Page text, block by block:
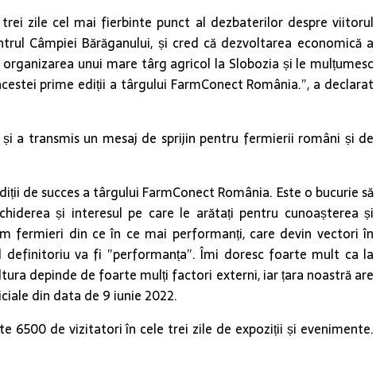
zile cel mai fierbinte punct al dezbaterilor despre viitorul
Câmpiei Bărăganului, și cred că dezvoltarea economică a
unui mare târg agricol la Slobozia și le mulțumesc
prime ediții a târgului FarmConect România.”, a declarat
a transmis un mesaj de sprijin pentru fermierii români și de
de succes a târgului FarmConect România. Este o bucurie să
și interesul pe care le arătați pentru cunoașterea și
fermieri din ce în ce mai performanți, care devin vectori în
definitoriu va fi ”performanța”. Îmi doresc foarte mult ca la
depinde de foarte mulți factori externi, iar țara noastră are
din data de 9 iunie 2022.
6500 de vizitatori în cele trei zile de expoziții și evenimente.